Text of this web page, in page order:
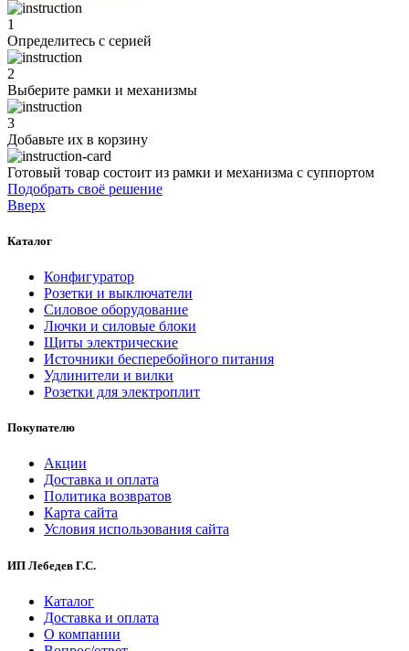
1
Определитесь с серией
2
Выберите рамки и механизмы
3
Добавьте их в корзину
Готовый товар состоит из рамки и механизма с суппортом
Подобрать своё решение
Вверх
Каталог
Конфигуратор
Розетки и выключатели
Силовое оборудование
Лючки и силовые блоки
Щиты электрические
Источники бесперебойного питания
Удлинители и вилки
Розетки для электроплит
Покупателю
Акции
Доставка и оплата
Политика возвратов
Карта сайта
Условия использования сайта
ИП Лебедев Г.С.
Каталог
Доставка и оплата
О компании